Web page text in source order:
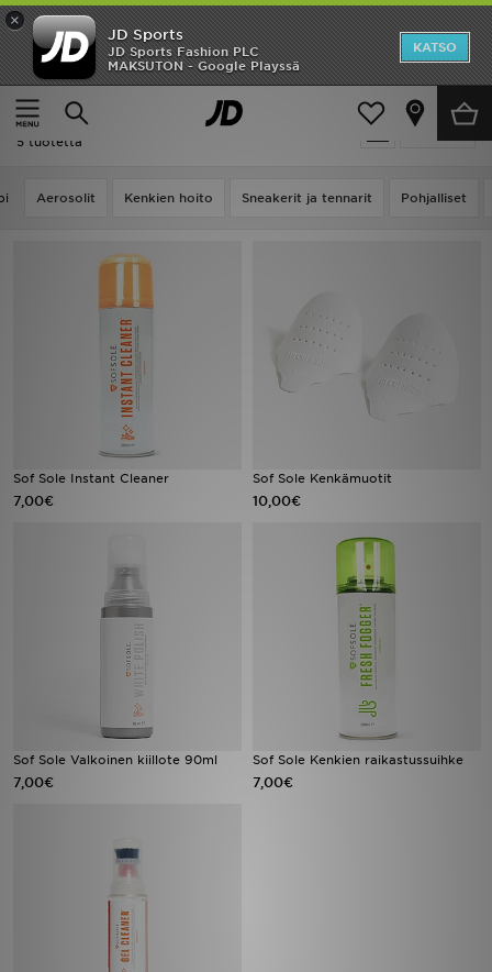
×
JD Sports
JD Sports Fashion PLC
MAKSUTON - Google Playssä
KATSO
Etusivu
Sof Sole
Suodata
Sof Sole
5 tuotetta
Aerosolit Kenkien hoito Sneakerit ja tennarit Pohjalliset
Sof Sole Instant Cleaner
7,00€
Sof Sole Kenkämuotit
10,00€
Sof Sole Valkoinen kiillote 90ml
7,00€
Sof Sole Kenkien raikastussuihke
7,00€
Etusivu
Ale
Uutuudet
Tuotemerkit
Lataa JD-sovellus
Asiakaspalvelu ja tietoa